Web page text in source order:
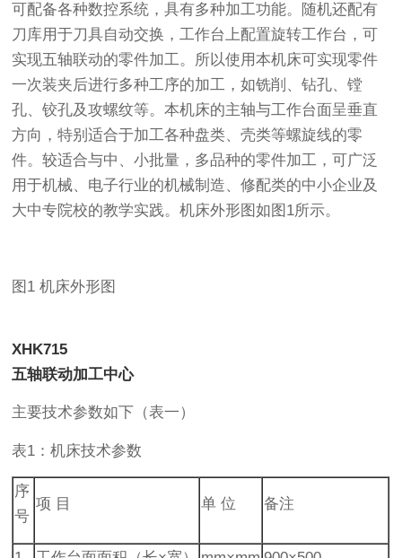
可配备各种数控系统，具有多种加工功能。随机还配有
刀库用于刀具自动交换，工作台上配置旋转工作台，可
实现五轴联动的零件加工。所以使用本机床可实现零件
一次装夹后进行多种工序的加工，如铣削、钻孔、镗
孔、铰孔及攻螺纹等。本机床的主轴与工作台面呈垂直
方向，特别适合于加工各种盘类、壳类等螺旋线的零
件。较适合与中、小批量，多品种的零件加工，可广泛
用于机械、电子行业的机械制造、修配类的中小企业及
大中专院校的教学实践。机床外形图如图1所示。
图1 机床外形图
XHK715
五轴联动加工中心
主要技术参数如下（表一）
表1：机床技术参数
序
号
项 目 单 位 备注